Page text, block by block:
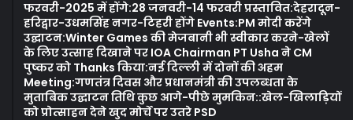
फरवरी-2025 में होंगे:28 जनवरी-14 फरवरी प्रस्तावित:देहरादून-
हरिद्वार-उधमसिंह नगर-टिहरी होंगे Events:PM मोदी करेंगे
उद्घाटन:Winter Games की मेजबानी भी स्वीकार करने-खेलों
के लिए उत्साह दिखाने पर IOA Chairman PT Usha ने CM
पुष्कर को Thanks किया:नई दिल्ली में दोनों की अहम
Meeting:गणतंत्र दिवस और प्रधानमंत्री की उपलब्धता के
मुताबिक उद्घाटन तिथि कुछ आगे-पीछे मुमकिन::खेल-खिलाड़ियों
को प्रोत्साहन देने खुद मोर्चे पर उतरे PSD